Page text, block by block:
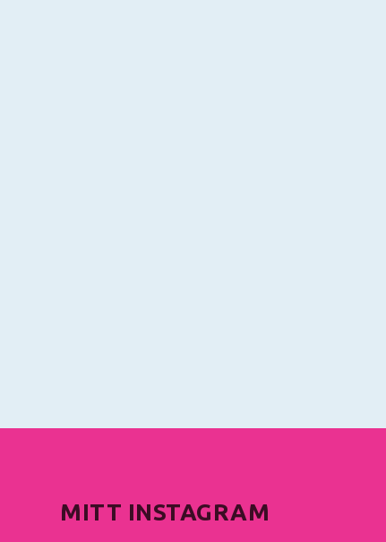
MITT INSTAGRAM